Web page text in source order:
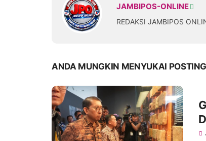
JAMBIPOS-ONLINE
REDAKSI JAMBIPOS
ANDA MUNGKIN MENYUKAI